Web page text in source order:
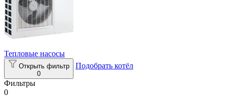
Тепловые насосы
Открыть фильтр
0
Подобрать котёл
Фильтры
0